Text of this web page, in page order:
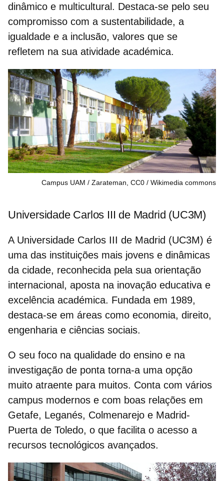
dinâmico e multicultural. Destaca-se pelo seu
compromisso com a sustentabilidade, a
igualdade e a inclusão, valores que se
refletem na sua atividade académica.
Campus UAM / Zarateman, CC0 Wikimedia commons
Universidade Carlos III de Madrid (UC3M)
A Universidade Carlos III de Madrid (UC3M) é
uma das instituições mais jovens e dinâmicas
da cidade, reconhecida pela sua orientação
internacional, aposta na inovação educativa e
excelência académica. Fundada em 1989,
destaca-se em áreas como economia, direito,
engenharia e ciências sociais.
O seu foco na qualidade do ensino e na
investigação de ponta torna-a uma opção
muito atraente para muitos. Conta com vários
campus modernos e com boas relações em
Getafe, Leganés, Colmenarejo e Madrid-
Puerta de Toledo, o que facilita o acesso a
recursos tecnológicos avançados.